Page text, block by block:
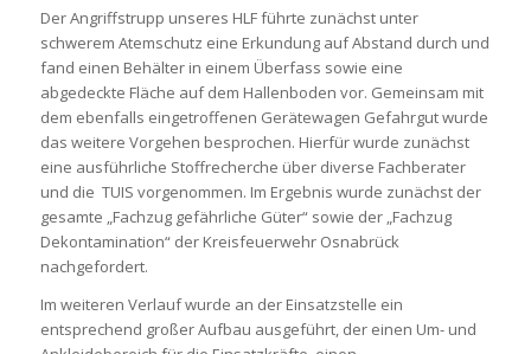
Der Angriffstrupp unseres HLF führte zunächst unter
schwerem Atemschutz eine Erkundung auf Abstand durch und
fand einen Behälter in einem Überfass sowie eine
abgedeckte Fläche auf dem Hallenboden vor. Gemeinsam mit
dem ebenfalls eingetroffenen Gerätewagen Gefahrgut wurde
das weitere Vorgehen besprochen. Hierfür wurde zunächst
eine ausführliche Stoffrecherche über diverse Fachberater
und die TUIS vorgenommen. Im Ergebnis wurde zunächst der
gesamte „Fachzug gefährliche Güter“ sowie der „Fachzug
Dekontamination“ der Kreisfeuerwehr Osnabrück
nachgefordert.
Im weiteren Verlauf wurde an der Einsatzstelle ein
entsprechend großer Aufbau ausgeführt, der einen Um- und